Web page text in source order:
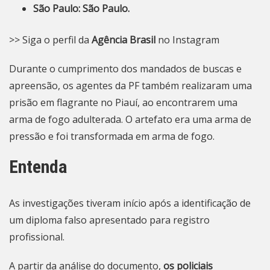
São Paulo: São Paulo.
>> Siga o perfil da Agência Brasil no Instagram
Durante o cumprimento dos mandados de buscas e
apreensão, os agentes da PF também realizaram uma
prisão em flagrante no Piauí, ao encontrarem uma
arma de fogo adulterada. O artefato era uma arma de
pressão e foi transformada em arma de fogo.
Entenda
As investigações tiveram início após a identificação de
um diploma falso apresentado para registro
profissional.
A partir da análise do documento, os policiais